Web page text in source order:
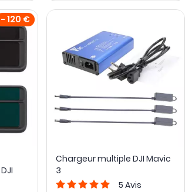
- 120 €
Chargeur multiple DJI Mavic
3
5 Avis